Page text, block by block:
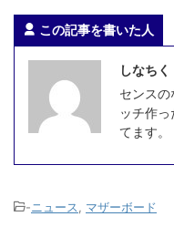
この記事を書いた人
しなちく
センス
ッチ作
てます。
-ニュース
マザーボード